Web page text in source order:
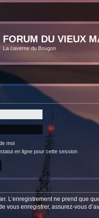
FORUM DU VIEUX
La caverne du Bougon
moi
en ligne pour cette session
L’enregistrement ne prend que
vous enregistrer, assurez-vous